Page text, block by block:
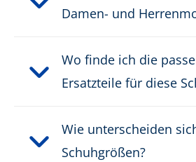
Damen- und
Wo finde ich die
Ersatzteile für diese
Wie unterscheiden
Schuhgrößen?